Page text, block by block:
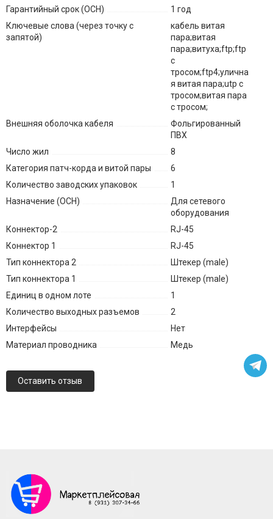
Гарантийный срок (ОСН)
1 год
Ключевые слова (через точку с
запятой)
кабель витая
пара;витая
пара;витуха;ftp;ftp
с
тросом;ftp4;улична
я витая пара;utp с
тросом;витая пара
с тросом;
Внешняя оболочка кабеля
Фольгированный
ПВХ
Число жил
8
Категория патч-корда и витой пары
6
Количество заводских упаковок
1
Назначение (ОСН)
Для сетевого
оборудования
Коннектор-2
RJ-45
Коннектор 1
RJ-45
Тип коннектора 2
Штекер (male)
Тип коннектора 1
Штекер (male)
Единиц в одном лоте
1
Количество выходных разъемов
2
Интерфейсы
Нет
Материал проводника
Медь
Оставить отзыв